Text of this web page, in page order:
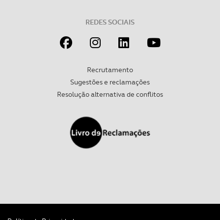
experiência de navegação no Website e nos serviços
REDES SOCIAIS
Recrutamento
Sugestões e reclamações
Resolução alternativa de conflitos